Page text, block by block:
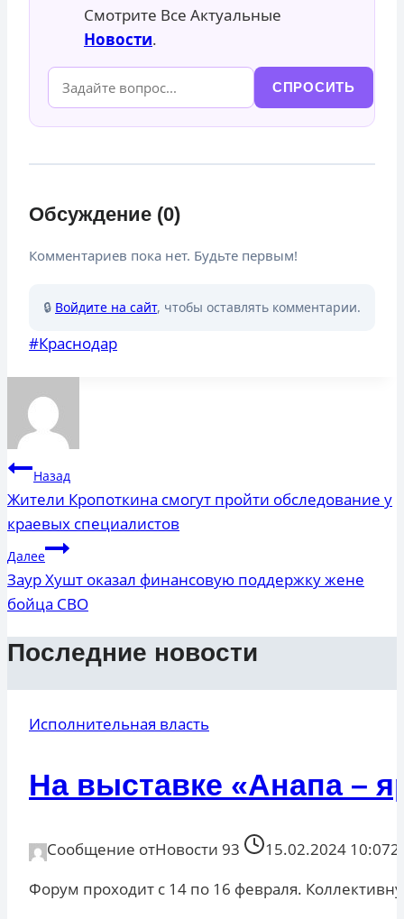
Смотрите Все Актуальные
Новости.
СПРОСИТЬ
Обсуждение (0)
Комментариев пока нет. Будьте первым!
🔒 Войдите на сайт, чтобы оставлять комментарии.
Метки
#Краснодар
Навигация
по
записям
Назад
Жители Кропоткина смогут пройти обследование у
краевых специалистов
Далее
Заур Хушт оказал финансовую поддержку жене
бойца СВО
Последние новости
Исполнительная власть
На выставке «Анапа –
Сообщение отНовости 93 15.02.2024 10:07
Форум проходит с 14 по 16 февраля.